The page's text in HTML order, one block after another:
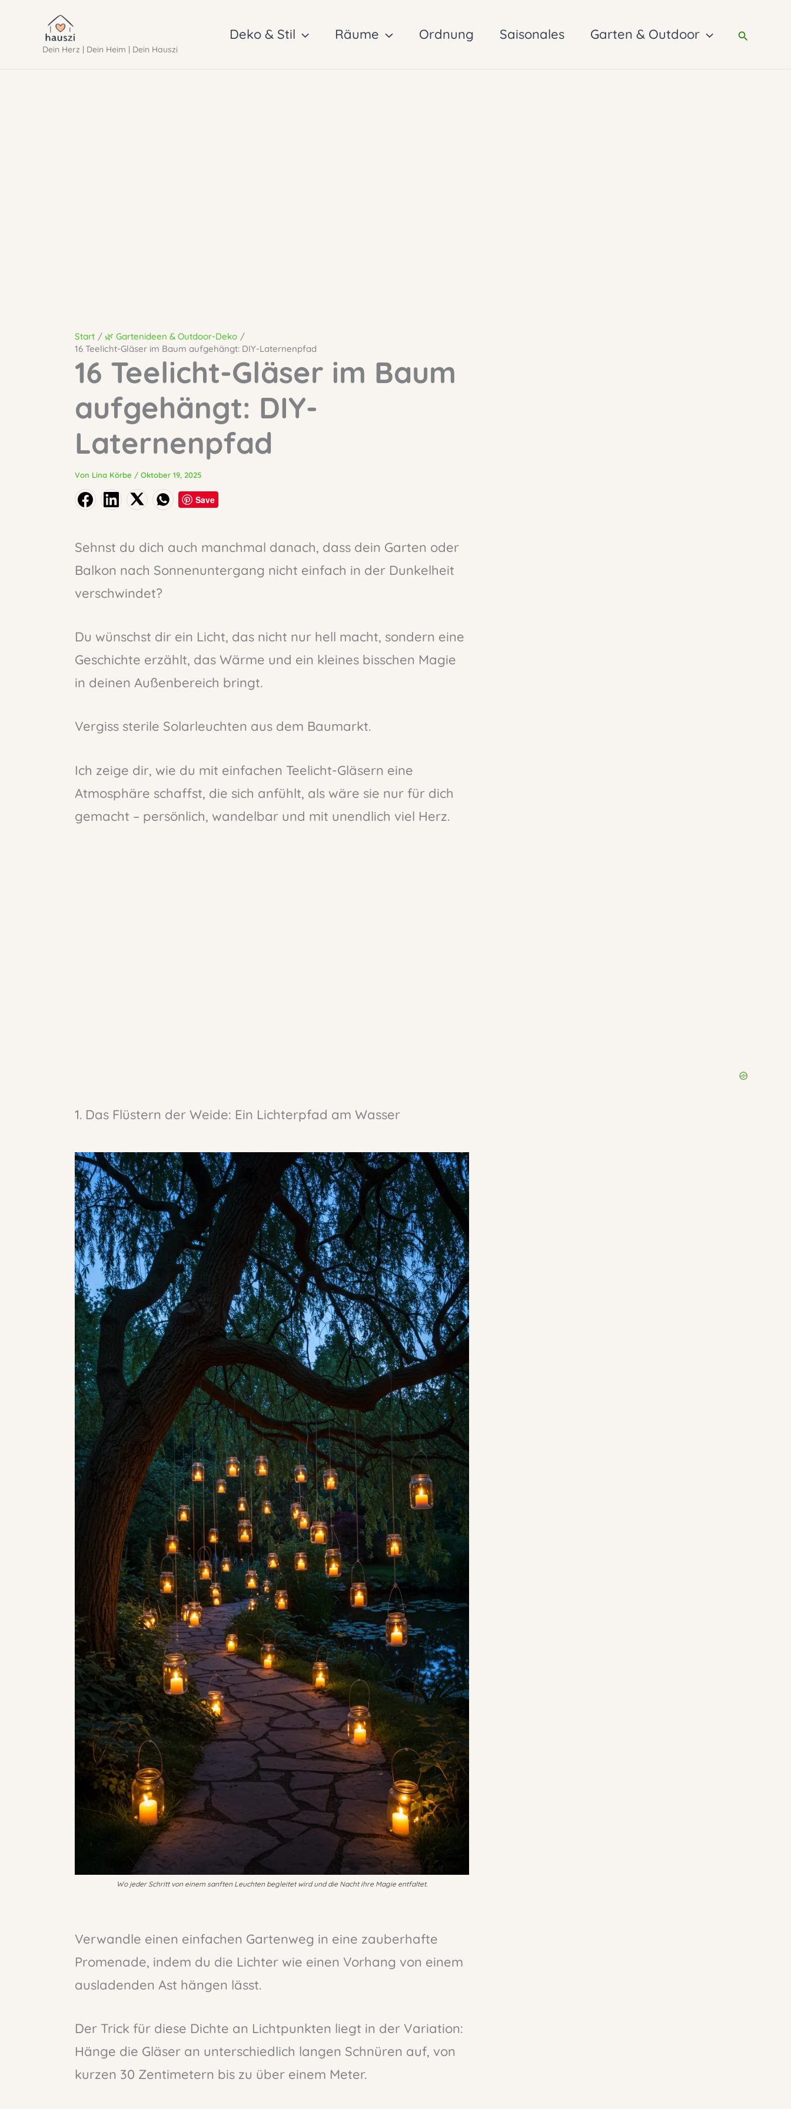
springenDein Herz | Dein Heim | Dein Hauszi
Deko & Stil Räume Ordnung Saisonales Garten & Outdoor Suchen
Start
🌿 Gartenideen & Outdoor-Deko
16 Teelicht-Gläser im Baum aufgehängt: DIY-Laternenpfad
16 Teelicht-Gläser im Baum
aufgehängt: DIY-
Laternenpfad
Von Lina Körbe / Oktober 19, 2025
Save
Sehnst du dich auch manchmal danach, dass dein Garten oder
Balkon nach Sonnenuntergang nicht einfach in der Dunkelheit
verschwindet?
Du wünschst dir ein Licht, das nicht nur hell macht, sondern eine
Geschichte erzählt, das Wärme und ein kleines bisschen Magie
in deinen Außenbereich bringt.
Vergiss sterile Solarleuchten aus dem Baumarkt.
Ich zeige dir, wie du mit einfachen Teelicht-Gläsern eine
Atmosphäre schaffst, die sich anfühlt, als wäre sie nur für dich
gemacht – persönlich, wandelbar und mit unendlich viel Herz.
1. Das Flüstern der Weide: Ein Lichterpfad am Wasser
Wo jeder Schritt von einem sanften Leuchten begleitet wird und die Nacht ihre Magie entfaltet.
Verwandle einen einfachen Gartenweg in eine zauberhafte
Promenade, indem du die Lichter wie einen Vorhang von einem
ausladenden Ast hängen lässt.
Der Trick für diese Dichte an Lichtpunkten liegt in der Variation:
Hänge die Gläser an unterschiedlich langen Schnüren auf, von
kurzen 30 Zentimetern bis zu über einem Meter.